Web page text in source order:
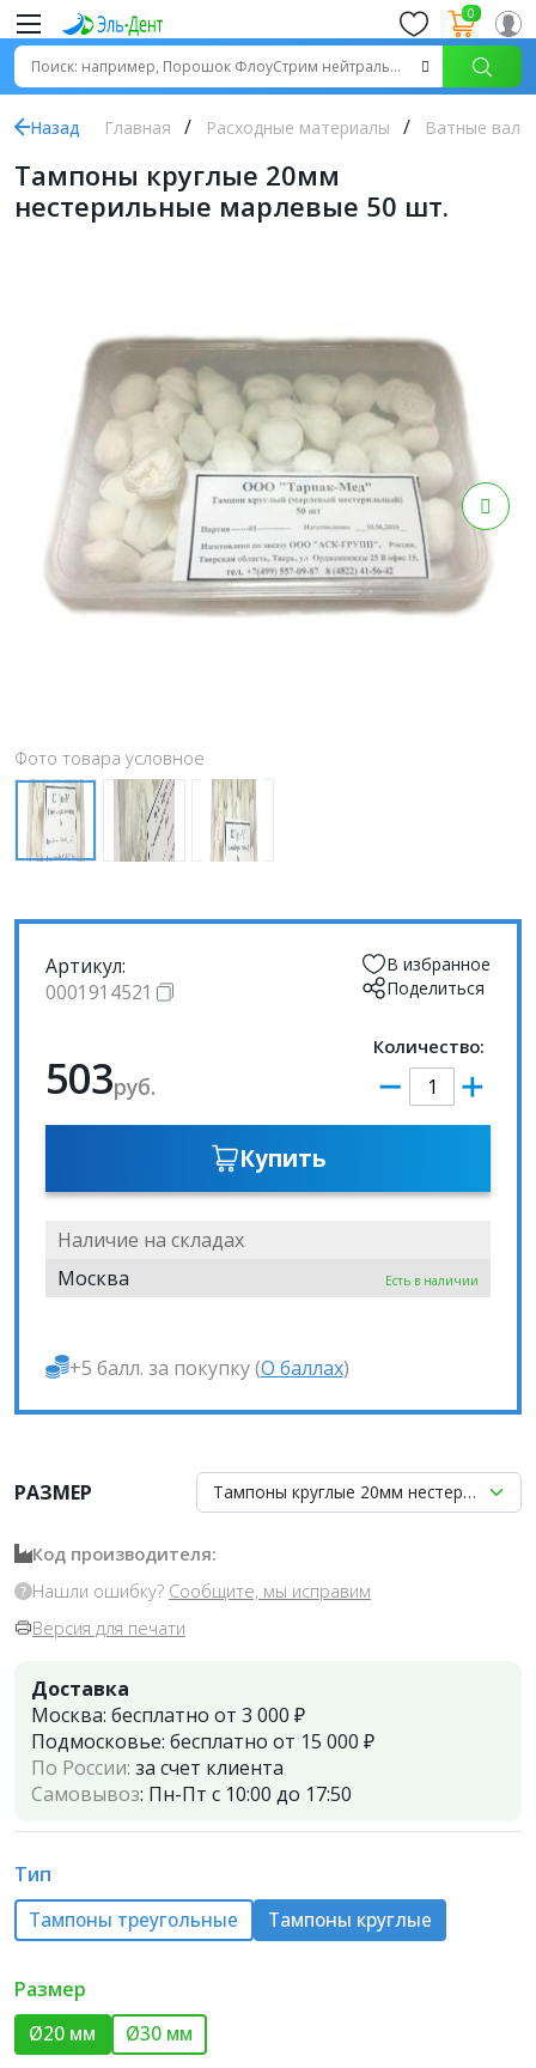
0
Назад Главная Расходные материалы Ватные
Тампоны круглые 20мм
нестерильные марлевые 50 шт.
Фото товара условное
Артикул:
0001914521
В избранное
Поделиться
503руб.
Количество:
Купить
Наличие на складах
Москва
Есть в наличии
+5 балл. за покупку (О баллах)
РАЗМЕР Тампоны круглые 20мм
Код производителя:
Нашли ошибку? Сообщите, мы исправим
Версия для печати
Доставка
Москва: бесплатно от 3 000 ₽
Подмосковье: бесплатно от 15 000 ₽
По России: за счет клиента
Самовывоз: Пн-Пт с 10:00 до 17:50
Тип
Тампоны треугольные Тампоны круглые
Размер
Ø20 мм Ø30 мм